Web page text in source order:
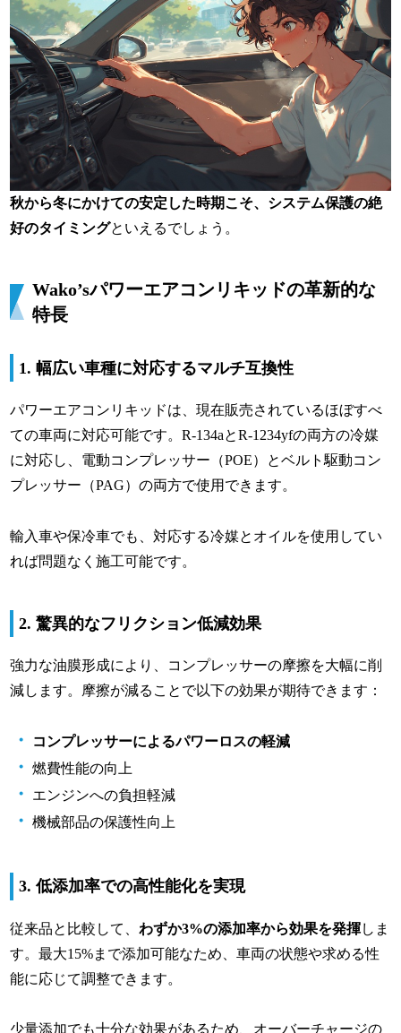
秋から冬にかけての安定した時期こそ、システム保護の絶
好のタイミングといえるでしょう。
Wako’sパワーエアコンリキッドの革新的な
特長
1. 幅広い車種に対応するマルチ互換性
パワーエアコンリキッドは、現在販売されているほぼすべ
ての車両に対応可能です。R-134aとR-1234yfの両方の冷媒
に対応し、電動コンプレッサー（POE）とベルト駆動コン
プレッサー（PAG）の両方で使用できます。
輸入車や保冷車でも、対応する冷媒とオイルを使用してい
れば問題なく施工可能です。
2. 驚異的なフリクション低減効果
強力な油膜形成により、コンプレッサーの摩擦を大幅に削
減します。摩擦が減ることで以下の効果が期待できます：
コンプレッサーによるパワーロスの軽減
燃費性能の向上
エンジンへの負担軽減
機械部品の保護性向上
3. 低添加率での高性能化を実現
従来品と比較して、わずか3%の添加率から効果を発揮しま
す。最大15%まで添加可能なため、車両の状態や求める性
能に応じて調整できます。
少量添加でも十分な効果があるため、オーバーチャージの